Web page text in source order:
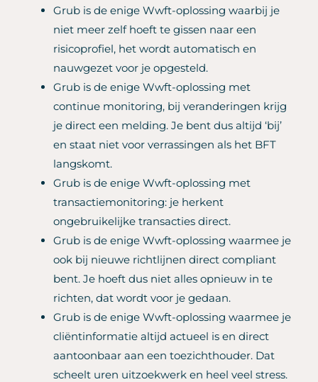
Grub is de enige Wwft-oplossing waarbij je
niet meer zelf hoeft te gissen naar een
risicoprofiel, het wordt automatisch en
nauwgezet voor je opgesteld.
Grub is de enige Wwft-oplossing met
continue monitoring, bij veranderingen krijg
je direct een melding. Je bent dus altijd ‘bij’
en staat niet voor verrassingen als het BFT
langskomt.
Grub is de enige Wwft-oplossing met
transactiemonitoring: je herkent
ongebruikelijke transacties direct.
Grub is de enige Wwft-oplossing waarmee je
ook bij nieuwe richtlijnen direct compliant
bent. Je hoeft dus niet alles opnieuw in te
richten, dat wordt voor je gedaan.
Grub is de enige Wwft-oplossing waarmee je
cliëntinformatie altijd actueel is en direct
aantoonbaar aan een toezichthouder. Dat
scheelt uren uitzoekwerk en heel veel stress.